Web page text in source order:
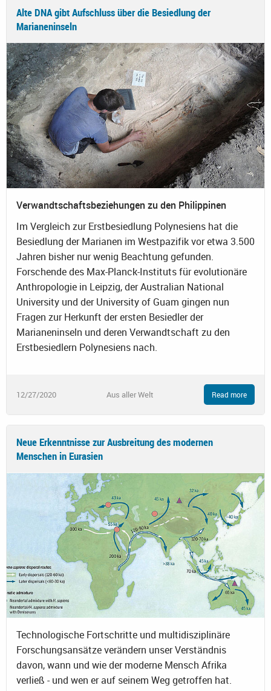
Alte DNA gibt Aufschluss über die Besiedlung der
Marianeninseln
Verwandtschaftsbeziehungen zu den Philippinen
Im Vergleich zur Erstbesiedlung Polynesiens hat die
Besiedlung der Marianen im Westpazifik vor etwa 3.500
Jahren bisher nur wenig Beachtung gefunden.
Forschende des Max-Planck-Instituts für evolutionäre
Anthropologie in Leipzig, der Australian National
University und der University of Guam gingen nun
Fragen zur Herkunft der ersten Besiedler der
Marianeninseln und deren Verwandtschaft zu den
Erstbesiedlern Polynesiens nach.
12/27/2020 Aus aller Welt Read more
Neue Erkenntnisse zur Ausbreitung des modernen
Menschen in Eurasien
Technologische Fortschritte und multidisziplinäre
Forschungsansätze verändern unser Verständnis
davon, wann und wie der moderne Mensch Afrika
verließ - und wen er auf seinem Weg getroffen hat.